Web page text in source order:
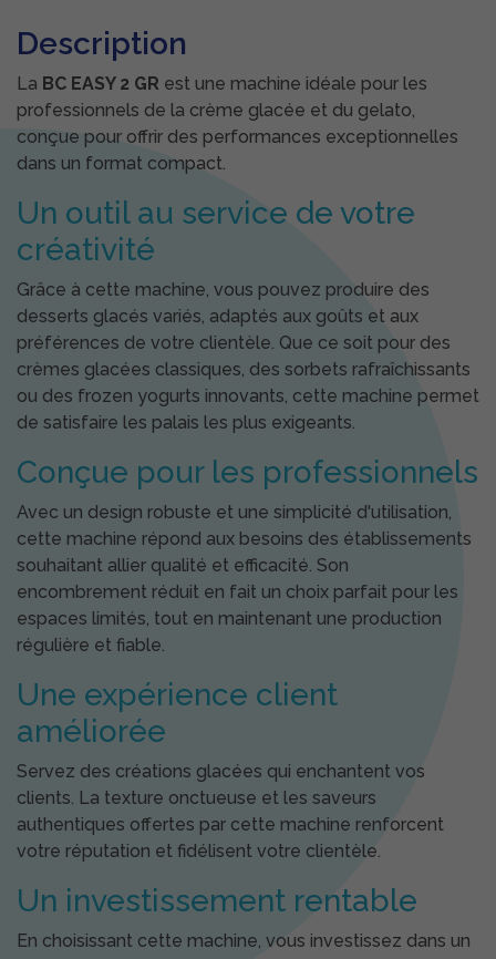
Description
La BC EASY 2 GR est une machine idéale pour les
professionnels de la crème glacée et du gelato,
conçue pour offrir des performances exceptionnelles
dans un format compact.
Un outil au service de votre
créativité
Grâce à cette machine, vous pouvez produire des
desserts glacés variés, adaptés aux goûts et aux
préférences de votre clientèle. Que ce soit pour des
crèmes glacées classiques, des sorbets rafraîchissants
ou des frozen yogurts innovants, cette machine permet
de satisfaire les palais les plus exigeants.
Conçue pour les professionnels
Avec un design robuste et une simplicité d'utilisation,
cette machine répond aux besoins des établissements
souhaitant allier qualité et efficacité. Son
encombrement réduit en fait un choix parfait pour les
espaces limités, tout en maintenant une production
régulière et fiable.
Une expérience client
améliorée
Servez des créations glacées qui enchantent vos
clients. La texture onctueuse et les saveurs
authentiques offertes par cette machine renforcent
votre réputation et fidélisent votre clientèle.
Un investissement rentable
En choisissant cette machine, vous investissez dans un